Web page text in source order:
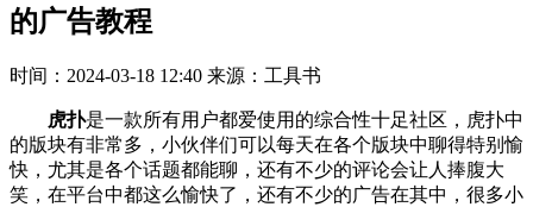
的广告教程
时间：2024-03-18 12:40 来源：工具书
虎扑是一款所有用户都爱使用的综合性十足社区，虎扑中
的版块有非常多，小伙伴们可以每天在各个版块中聊得特别愉
快，尤其是各个话题都能聊，还有不少的评论会让人捧腹大
笑，在平台中都这么愉快了，还有不少的广告在其中，很多小